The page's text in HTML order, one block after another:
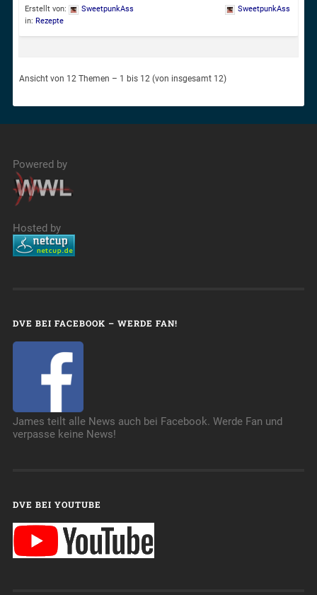
Erstellt von:
SweetpunkAss
in: Rezepte
SweetpunkAss
Ansicht von 12 Themen – 1 bis 12 (von insgesamt 12)
Powered by
Hosted by
DVE BEI FACEBOOK – WERDE FAN!
James teilt alle News auch bei Facebook. Werde Fan und
verpasse keine News!
DVE BEI YOUTUBE